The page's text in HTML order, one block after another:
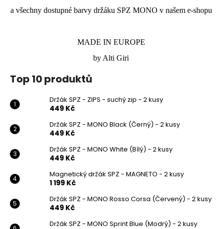
a všechny dostupné barvy držáku SPZ MONO v našem e-shopu
MADE IN EUROPE
by Alti Giri
Top 10 produktů
Držák SPZ - ZIPS - suchý zip - 2 kusy
449 Kč
Držák SPZ - MONO Black (Černý) - 2 kusy
449 Kč
Držák SPZ - MONO White (Bílý) - 2 kusy
449 Kč
Magnetický držák SPZ - MAGNETO - 2 kusy
1 199 Kč
Držák SPZ - MONO Rosso Corsa (Červený) - 2 kusy
449 Kč
Držák SPZ - MONO Sprint Blue (Modrý) - 2 kusy